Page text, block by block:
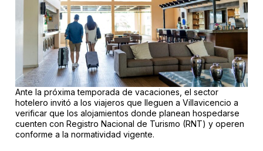
Ante la próxima temporada de vacaciones, el sector
hotelero invitó a los viajeros que lleguen a Villavicencio a
verificar que los alojamientos donde planean hospedarse
cuenten con Registro Nacional de Turismo (RNT) y operen
conforme a la normatividad vigente.